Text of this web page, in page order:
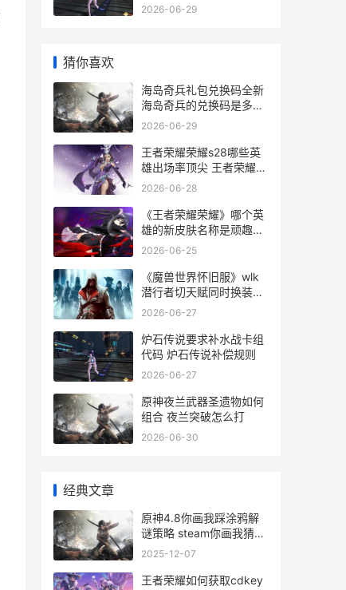
2026-06-29
猜你喜欢
海岛奇兵礼包兑换码全新
海岛奇兵的兑换码是多少
2021
2026-06-29
王者荣耀荣耀s28哪些英
雄出场率顶尖 王者荣耀荣
耀战区怎么修改别的地区
2026-06-28
《王者荣耀荣耀》哪个英
雄的新皮肤名称是顽趣呢
王者荣耀荣耀之章命运篇
2026-06-25
《魔兽世界怀旧服》wlk
潜行者切天赋同时换装备
宏同享 魔兽世界怀旧服
2026-06-27
炉石传说要求补水战卡组
代码 炉石传说补偿规则
2026-06-27
原神夜兰武器圣遗物如何
组合 夜兰突破怎么打
2026-06-30
经典文章
原神4.8你画我踩涂鸦解
谜策略 steam你画我猜原
神
2025-12-07
王者荣耀如何获取cdkey